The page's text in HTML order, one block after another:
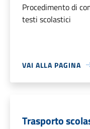
Procedimento di
testi scolastici
VAI ALLA PAGINA
Trasporto